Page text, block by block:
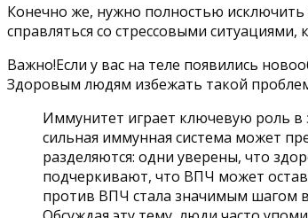
Конечно же, нужно полностью исключить
справляться со стрессовыми
Важно!Если у вас на теле появились
Здоровым людям избежать такой
Иммунитет играет ключевую роль
сильная иммунная система может
разделяются: одни уверены, что
подчеркивают, что ВПЧ может
против ВПЧ стала значимым шагом